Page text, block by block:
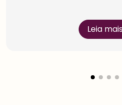
Leia
Conecte-se com líderes e
especialistas, amplie a